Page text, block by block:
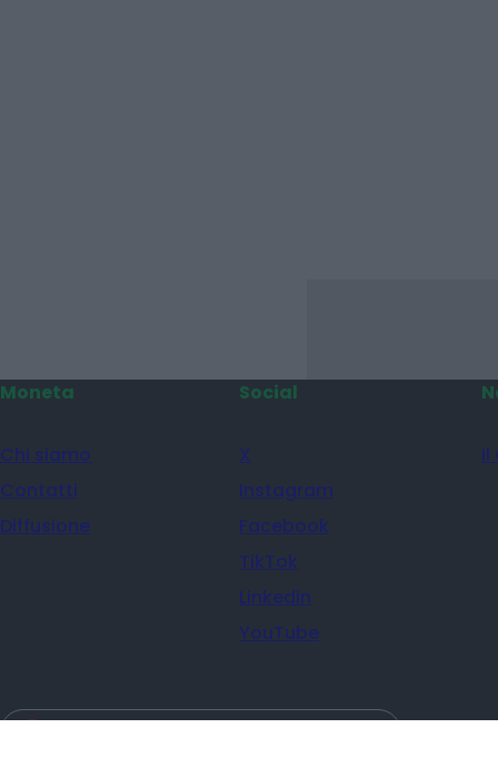
Moneta
Chi siamo
Contatti
Diffusione
Social
X
Instagram
Facebook
TikTok
Linkedin
YouTube
il